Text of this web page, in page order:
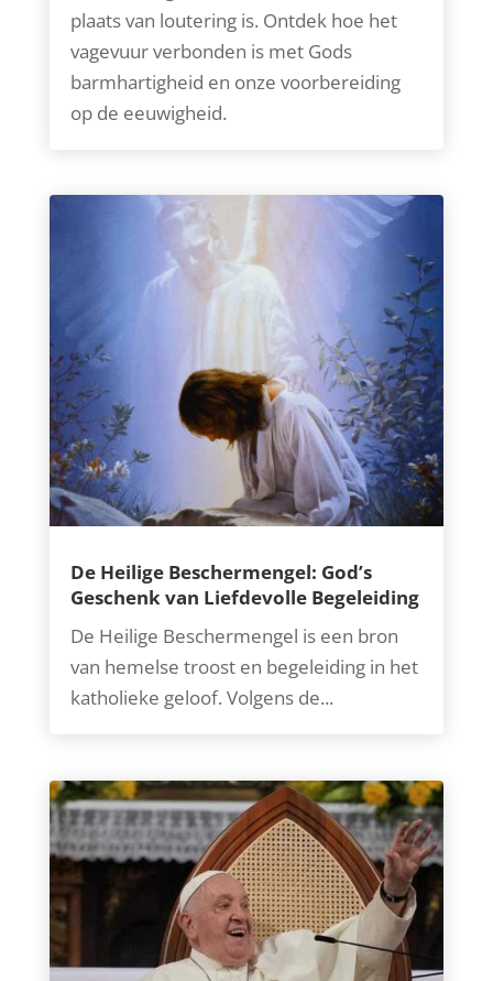
plaats van loutering is. Ontdek hoe het
vagevuur verbonden is met Gods
barmhartigheid en onze voorbereiding
op de eeuwigheid.
De Heilige Beschermengel: God’s
Geschenk van Liefdevolle Begeleiding
De Heilige Beschermengel is een bron
van hemelse troost en begeleiding in het
katholieke geloof. Volgens de...